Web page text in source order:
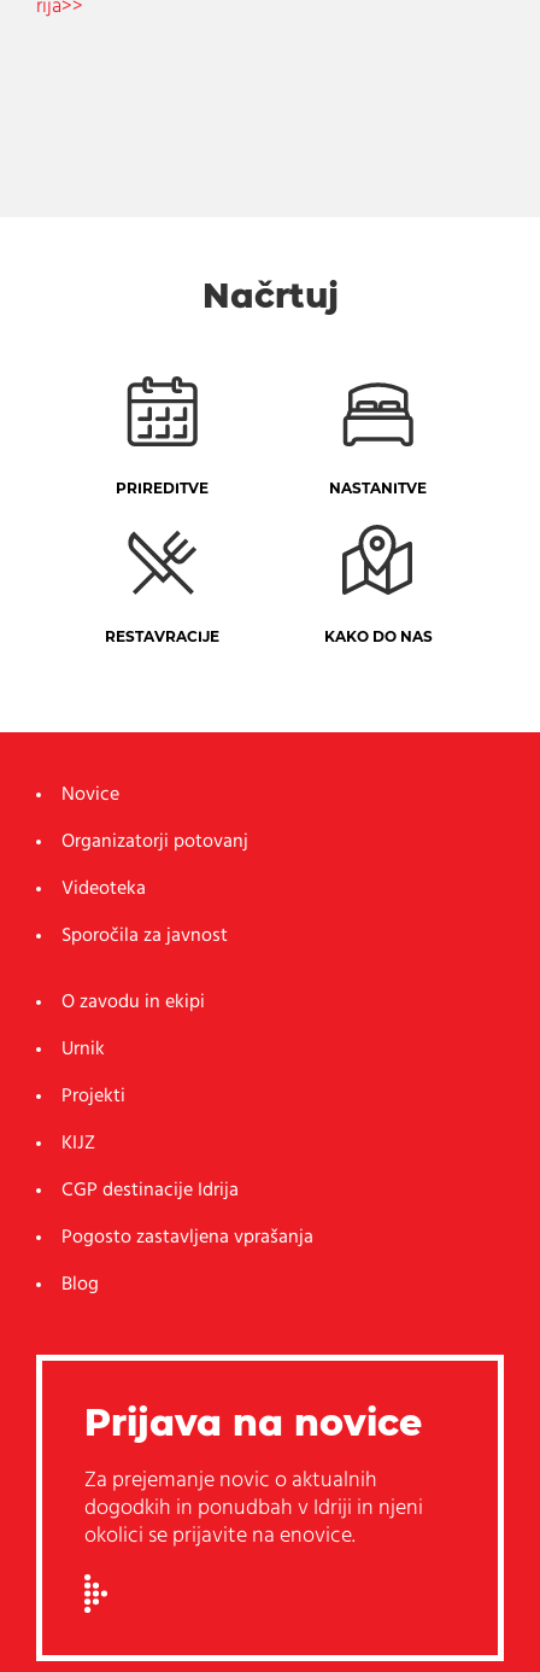
rija>>
Načrtuj
PRIREDITVE NASTANITVE
RESTAVRACIJE KAKO DO NAS
Novice
Organizatorji potovanj
Videoteka
Sporočila za javnost
O zavodu in ekipi
Urnik
Projekti
KIJZ
CGP destinacije Idrija
Pogosto zastavljena vprašanja
Blog
Prijava na novice
Za prejemanje novic o aktualnih
dogodkih in ponudbah v Idriji in njeni
okolici se prijavite na enovice.